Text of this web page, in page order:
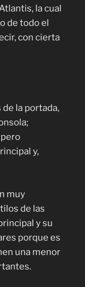
la cual
de todo el
con cierta
la portada,
y,
muy
de las
y su
porque es
una menor